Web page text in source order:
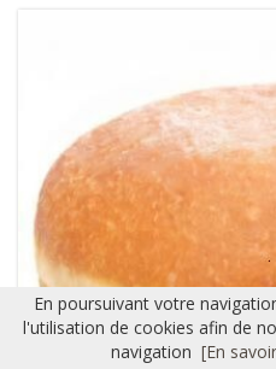
En poursuivant votre
l'utilisation de cookies afin de
navigation [En